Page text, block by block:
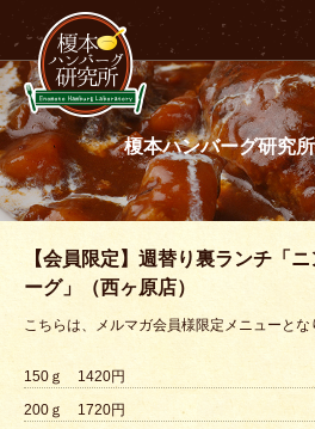
ホーム
研究所のこだわり
メニュー
アクセス案内
研究所レポート・メディア実績
榎本ハンバーグ研究
【会員限定】週替り裏ランチ「
ーグ」（西ヶ原店）
こちらは、メルマガ会員様限定メニューとな
150ｇ 1420円
200ｇ 1720円